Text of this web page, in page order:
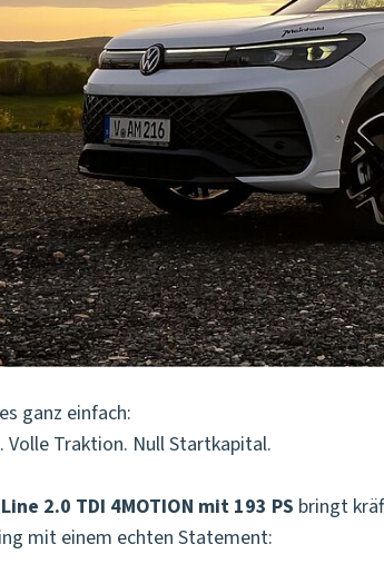
ganz einfach:
Volle Traktion. Null Startkapital.
2.0 TDI 4MOTION mit 193 PS bringt
mit einem echten Statement: